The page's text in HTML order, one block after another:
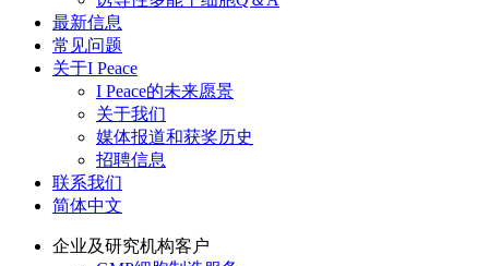
最新信息
常见问题
关于I Peace
I Peace的未来愿景
关于我们
媒体报道和获奖历史
招聘信息
联系我们
简体中文
企业及研究机构客户